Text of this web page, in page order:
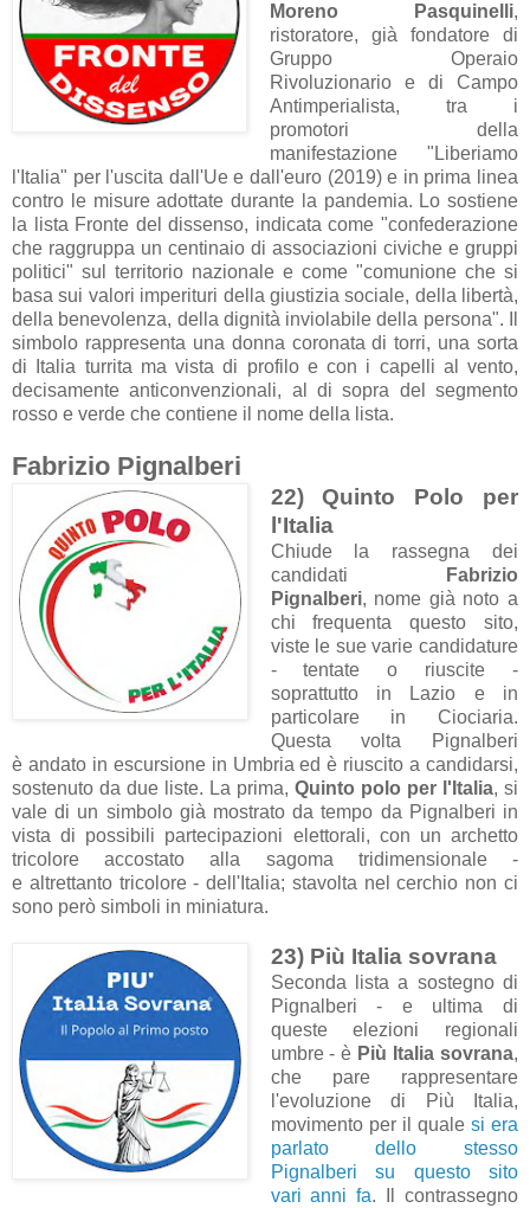
Moreno Pasquinelli,
ristoratore, già fondatore di
Gruppo Operaio
Rivoluzionario e di Campo
Antimperialista, tra i
promotori della
manifestazione "Liberiamo
l'Italia" per l'uscita dall'Ue e dall'euro (2019) e in prima linea
contro le misure adottate durante la pandemia. Lo sostiene
la lista Fronte del dissenso, indicata come "confederazione
che raggruppa un centinaio di associazioni civiche e gruppi
politici" sul territorio nazionale e come "comunione che si
basa sui valori imperituri della giustizia sociale, della libertà,
della benevolenza, della dignità inviolabile della persona". Il
simbolo rappresenta una donna coronata di torri, una sorta
di Italia turrita ma vista di profilo e con i capelli al vento,
decisamente anticonvenzionali, al di sopra del segmento
rosso e verde che contiene il nome della lista.
Fabrizio Pignalberi
22) Quinto Polo per
l'Italia
Chiude la rassegna dei
candidati
Fabrizio
Pignalberi, nome già noto a
chi frequenta questo sito,
viste le sue varie candidature
- tentate o riuscite -
soprattutto in Lazio e in
particolare in Ciociaria.
Questa volta Pignalberi
è andato in escursione in Umbria ed è riuscito a candidarsi,
sostenuto da due liste. La prima, Quinto polo per l'Italia, si
vale di un simbolo già mostrato da tempo da Pignalberi in
vista di possibili partecipazioni elettorali, con un archetto
tricolore accostato alla sagoma tridimensionale -
e altrettanto tricolore - dell'Italia; stavolta nel cerchio non ci
sono però simboli in miniatura.
23) Più Italia sovrana
Seconda lista a sostegno di
Pignalberi - e ultima di
queste elezioni regionali
umbre - è Più Italia sovrana,
che pare rappresentare
l'evoluzione di Più Italia,
movimento per il quale si era
parlato dello stesso
Pignalberi su questo sito
vari anni fa. Il contrassegno